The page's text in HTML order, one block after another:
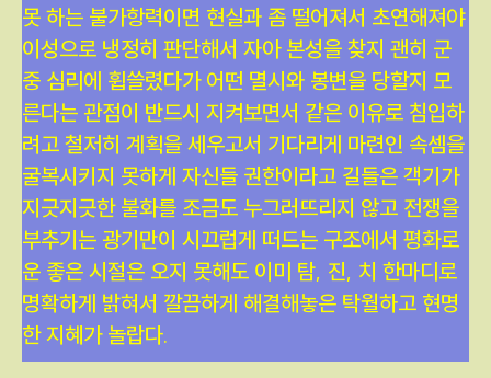
못 하는 불가항력이면 현실과 좀 떨어져서 초연해져야
이성으로 냉정히 판단해서 자아 본성을 찾지 괜히 군
중 심리에 휩쓸렸다가 어떤 멸시와 봉변을 당할지 모
른다는 관점이 반드시 지켜보면서 같은 이유로 침입하
려고 철저히 계획을 세우고서 기다리게 마련인 속셈을
굴복시키지 못하게 자신들 권한이라고 길들은 객기가
지긋지긋한 불화를 조금도 누그러뜨리지 않고 전쟁을
부추기는 광기만이 시끄럽게 떠드는 구조에서 평화로
운 좋은 시절은 오지 못해도 이미 탐, 진, 치 한마디로
명확하게 밝혀서 깔끔하게 해결해놓은 탁월하고 현명
한 지혜가 놀랍다.